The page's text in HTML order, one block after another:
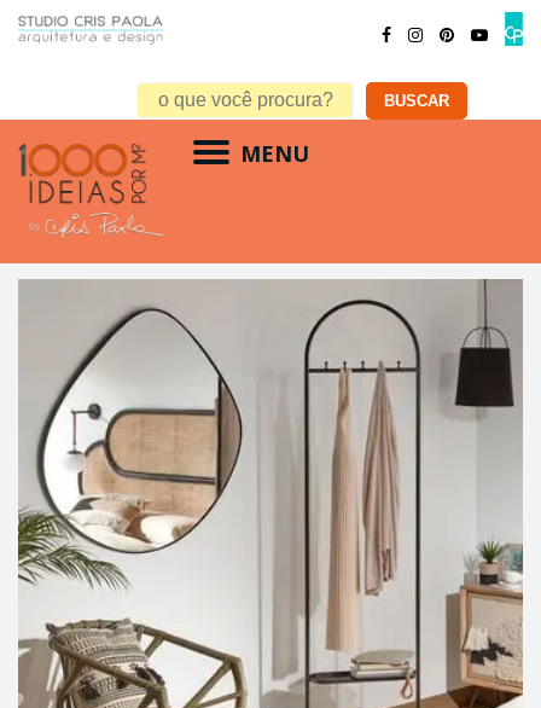
MENU